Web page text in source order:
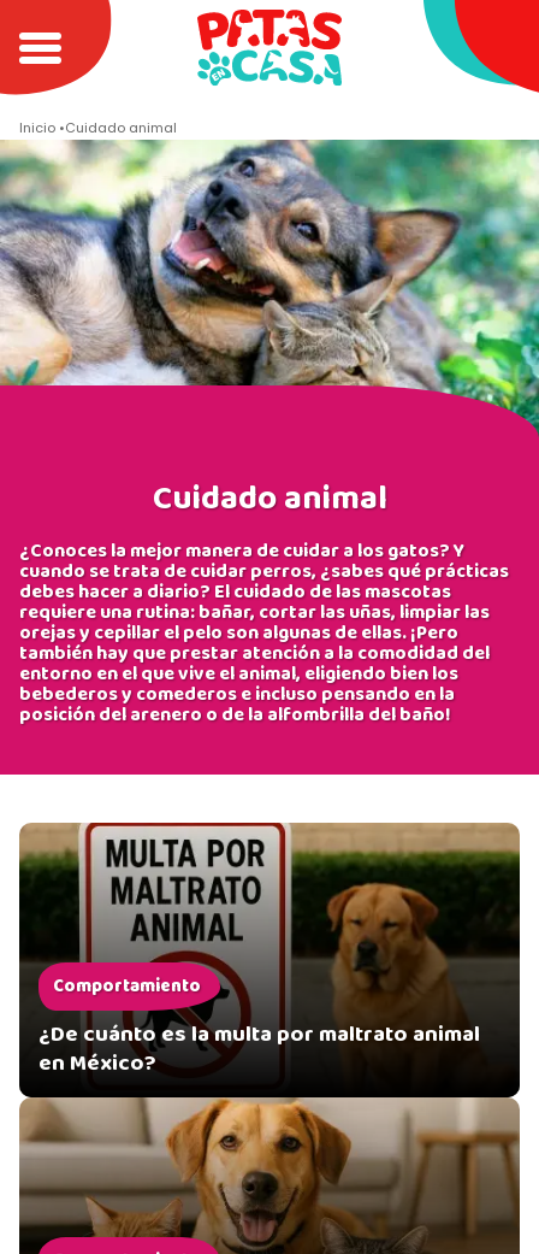
Inicio Cuidado animal
Cuidado animal
¿Conoces la mejor manera de cuidar a los gatos? Y
cuando se trata de cuidar perros, ¿sabes qué prácticas
debes hacer a diario? El cuidado de las mascotas
requiere una rutina: bañar, cortar las uñas, limpiar las
orejas y cepillar el pelo son algunas de ellas. ¡Pero
también hay que prestar atención a la comodidad del
entorno en el que vive el animal, eligiendo bien los
bebederos y comederos e incluso pensando en la
posición del arenero o de la alfombrilla del baño!
Comportamiento
¿De cuánto es la multa por maltrato animal
en México?